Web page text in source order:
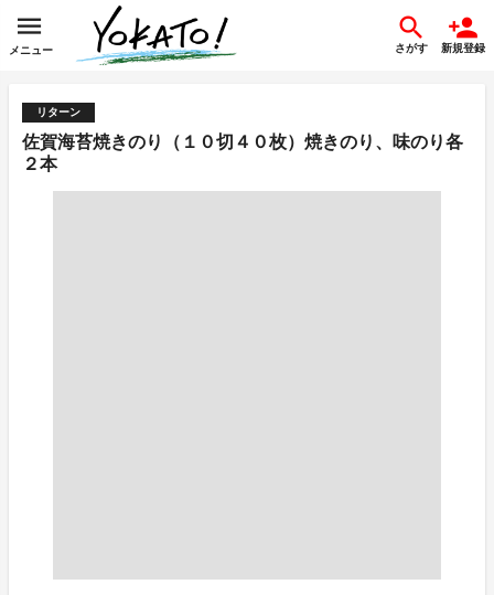
メニュー さがす 新規登録
リターン
佐賀海苔焼きのり（１０切４０枚）焼きのり、味のり各
２本